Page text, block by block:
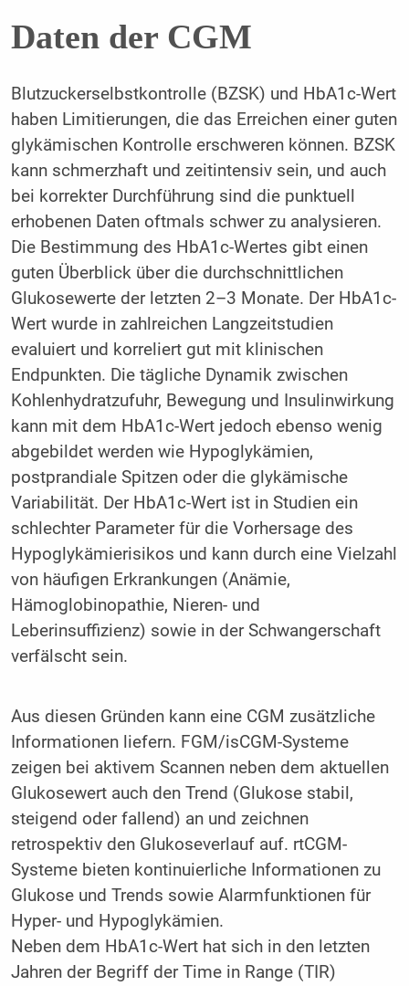
Daten der CGM
Blutzuckerselbstkontrolle (BZSK) und HbA1c-Wert
haben Limitierungen, die das Erreichen einer guten
glykämischen Kontrolle erschweren können. BZSK
kann schmerzhaft und zeitintensiv sein, und auch
bei korrekter Durchführung sind die punktuell
erhobenen Daten oftmals schwer zu analysieren.
Die Bestimmung des HbA1c-Wertes gibt einen
guten Überblick über die durchschnittlichen
Glukosewerte der letzten 2–3 Monate. Der HbA1c-
Wert wurde in zahlreichen Langzeitstudien
evaluiert und korreliert gut mit klinischen
Endpunkten. Die tägliche Dynamik zwischen
Kohlenhydratzufuhr, Bewegung und Insulinwirkung
kann mit dem HbA1c-Wert jedoch ebenso wenig
abgebildet werden wie Hypoglykämien,
postprandiale Spitzen oder die glykämische
Variabilität. Der HbA1c-Wert ist in Studien ein
schlechter Parameter für die Vorhersage des
Hypoglykämierisikos und kann durch eine Vielzahl
von häufigen Erkrankungen (Anämie,
Hämoglobinopathie, Nieren- und
Leberinsuffizienz) sowie in der Schwangerschaft
verfälscht sein.
Aus diesen Gründen kann eine CGM zusätzliche
Informationen liefern. FGM/isCGM-Systeme
zeigen bei aktivem Scannen neben dem aktuellen
Glukosewert auch den Trend (Glukose stabil,
steigend oder fallend) an und zeichnen
retrospektiv den Glukoseverlauf auf. rtCGM-
Systeme bieten kontinuierliche Informationen zu
Glukose und Trends sowie Alarmfunktionen für
Hyper- und Hypoglykämien.
Neben dem HbA1c-Wert hat sich in den letzten
Jahren der Begriff der Time in Range (TIR)